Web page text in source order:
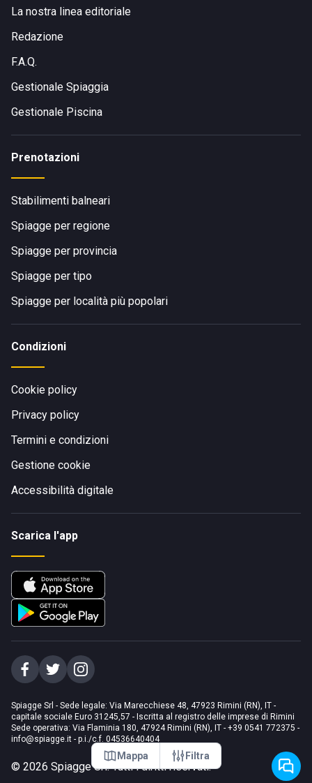
Mappa Filtra
La nostra linea editoriale
Redazione
F.A.Q.
Gestionale Spiaggia
Gestionale Piscina
Prenotazioni
Stabilimenti balneari
Spiagge per regione
Spiagge per provincia
Spiagge per tipo
Spiagge per località più popolari
Condizioni
Cookie policy
Privacy policy
Termini e condizioni
Gestione cookie
Accessibilità digitale
Scarica l'app
Spiagge Srl - Sede legale: Via Marecchiese 48, 47923 Rimini (RN), IT -
capitale sociale Euro 31245,57 - Iscritta al registro delle imprese di Rimini
Sede operativa: Via Flaminia 180, 47924 Rimini (RN), IT - +39 0541 772375 -
info@spiagge.it - p.i./c.f. 04536640404
© 2026 Spiagge Srl. Tutti i diritti riservati.